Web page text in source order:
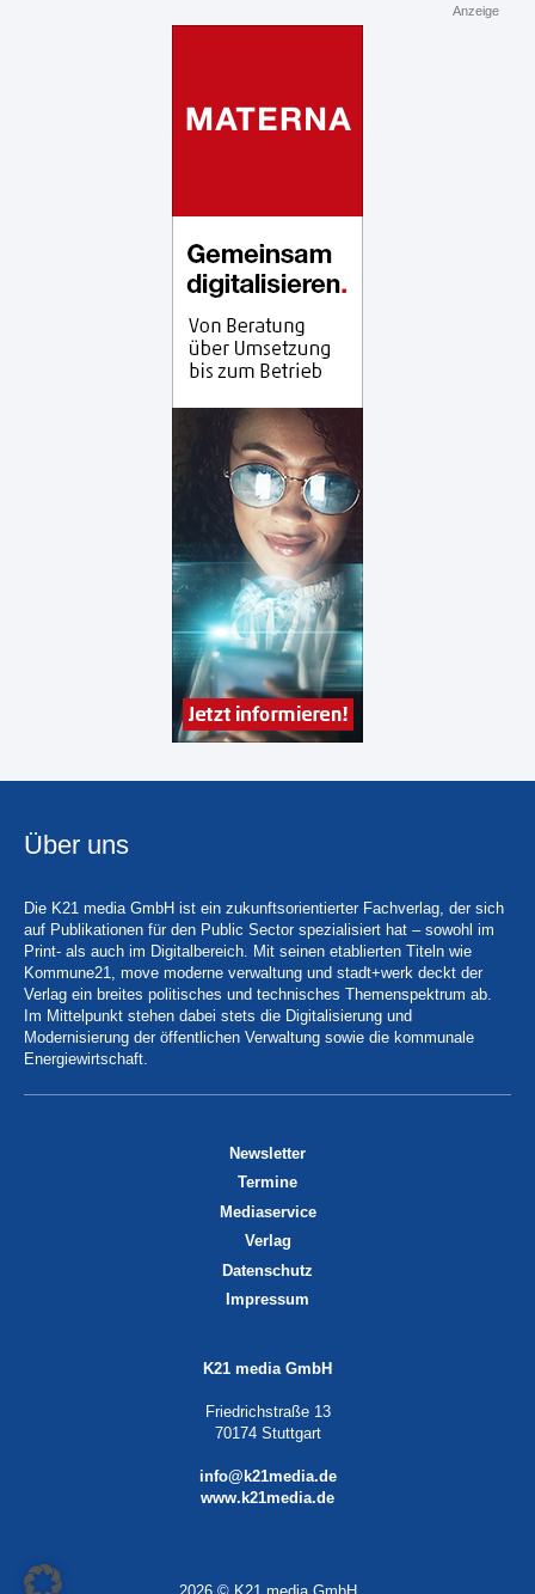
Anzeige
Über uns
Die K21 media GmbH ist ein zukunftsorientierter Fachverlag, der sich
auf Publikationen für den Public Sector spezialisiert hat – sowohl im
Print- als auch im Digitalbereich. Mit seinen etablierten Titeln wie
Kommune21, move moderne verwaltung und stadt+werk deckt der
Verlag ein breites politisches und technisches Themenspektrum ab.
Im Mittelpunkt stehen dabei stets die Digitalisierung und
Modernisierung der öffentlichen Verwaltung sowie die kommunale
Energiewirtschaft.
Newsletter
Termine
Mediaservice
Verlag
Datenschutz
Impressum
K21 media GmbH
Friedrichstraße 13
70174 Stuttgart
info@k21media.de
www.k21media.de